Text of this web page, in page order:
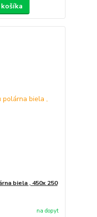
biela , 450x 250
na dopyt